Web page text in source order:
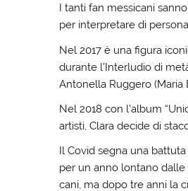
I tanti fan messicani
per interpretare di
Nel 2017 è una figura
durante l’Interludio di
Antonella Ruggero (Maria
Nel 2018 con l’album
artisti, Clara decide di
Il Covid segna una
per un anno lontano
cani, ma dopo tre anni la